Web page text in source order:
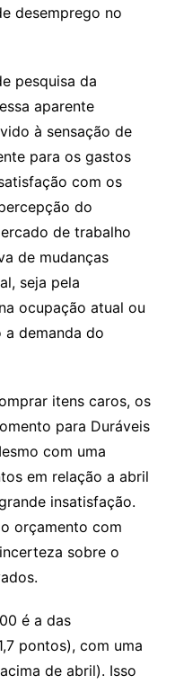
desemprego no
pesquisa da
aparente
à sensação de
para os gastos
com os
do
de trabalho
de mudanças
seja pela
ocupação atual ou
demanda do
itens caros, os
para Duráveis
com uma
em relação a abril
insatisfação.
orçamento com
sobre o
é a das
pontos), com uma
de abril). Isso